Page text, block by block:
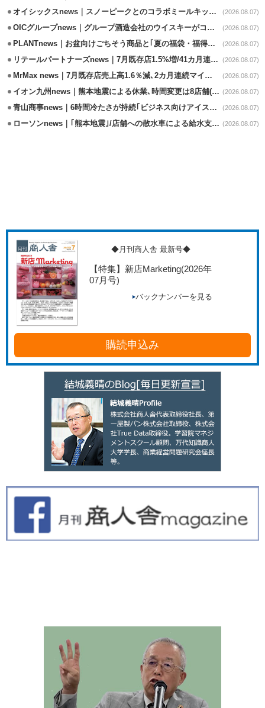
オイシックスnews｜スノーピークとのコラボミールキット8/13発売
(2026.08.07)
OICグループnews｜グループ酒造会社のウイスキーがコンペティション受賞 (2026.08.07)
PLANTnews｜お盆向けごちそう商品と｢夏の福袋・福得カート｣8/8から開催 (2026.08.07)
リテールパートナーズnews｜7月既存店1.5%増/41カ月連続増 (2026.08.07)
MrMax news｜7月既存店売上高1.6％減､2カ月連続マイナス (2026.08.07)
イオン九州news｜熊本地震による休業､時間変更は8店舗(8/7時点) (2026.08.07)
青山商事news｜6時間冷たさが持続｢ビジネス向けアイスベスト｣発売 (2026.08.07)
ローソンnews｜｢熊本地震｣/店舗への散水車による給水支援を開始 (2026.08.07)
◆月刊商人舎 最新号◆
【特集】新店Marketing(2026年
07月号)
バックナンバーを見る
購読申込み